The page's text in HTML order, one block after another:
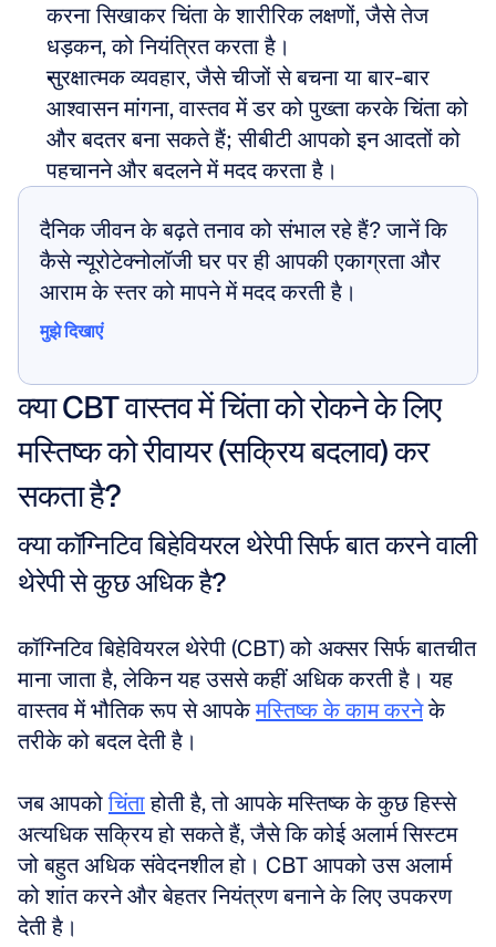
करना सिखाकर चिंता के शारीरिक लक्षणों, जैसे तेज
धड़कन, को नियंत्रित करता है।
सुरक्षात्मक व्यवहार, जैसे चीजों से बचना या बार-बार
आश्वासन मांगना, वास्तव में डर को पुख्ता करके चिंता को
और बदतर बना सकते हैं; सीबीटी आपको इन आदतों को
पहचानने और बदलने में मदद करता है।
दैनिक जीवन के बढ़ते तनाव को संभाल रहे हैं? जानें कि
कैसे न्यूरोटेक्नोलॉजी घर पर ही आपकी एकाग्रता और
आराम के स्तर को मापने में मदद करती है।
मुझे दिखाएं
क्या CBT वास्तव में चिंता को रोकने के लिए
मस्तिष्क को रीवायर (सक्रिय बदलाव) कर
सकता है?
क्या कॉग्निटिव बिहेवियरल थेरेपी सिर्फ बात करने वाली
थेरेपी से कुछ अधिक है?
कॉग्निटिव बिहेवियरल थेरेपी (CBT) को अक्सर सिर्फ बातचीत
माना जाता है, लेकिन यह उससे कहीं अधिक करती है। यह
वास्तव में भौतिक रूप से आपके मस्तिष्क के काम करने के
तरीके को बदल देती है।
जब आपको चिंता होती है, तो आपके मस्तिष्क के कुछ हिस्से
अत्यधिक सक्रिय हो सकते हैं, जैसे कि कोई अलार्म सिस्टम
जो बहुत अधिक संवेदनशील हो। CBT आपको उस अलार्म
को शांत करने और बेहतर नियंत्रण बनाने के लिए उपकरण
देती है।